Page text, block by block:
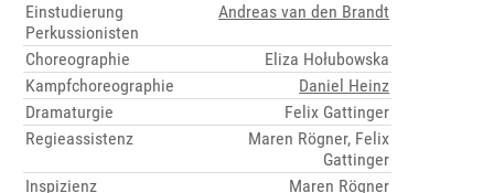
Einstudierung
Perkussionisten
Andreas van den Brandt
Choreographie
Eliza Hołubowska
Kampfchoreographie
Daniel Heinz
Dramaturgie
Felix Gattinger
Regieassistenz
Maren Rögner, Felix
Gattinger
Inspizienz
Maren Rögner